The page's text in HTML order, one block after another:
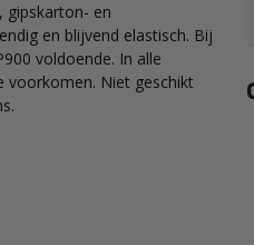
gipskarton- en
en blijvend elastisch. Bij
voldoende. In alle
voorkomen. Niet geschikt